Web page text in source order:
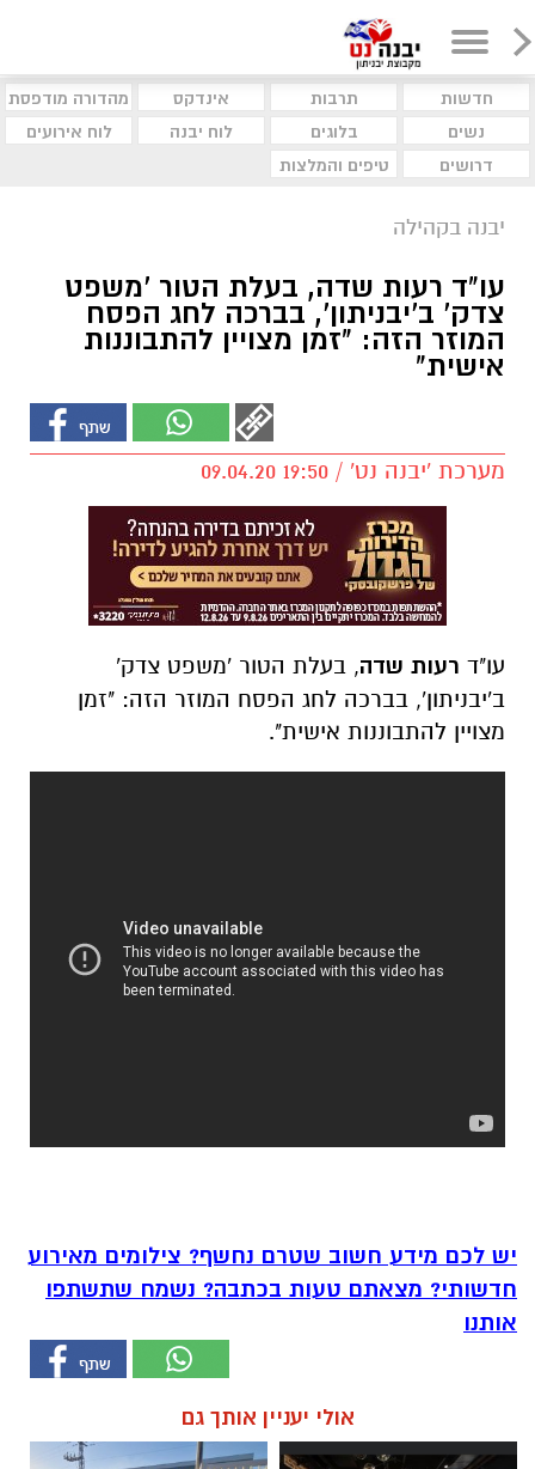
חדשות תרבות אינדקס
מהדורה מודפסת
נשים
בלוגים לוח יבנה
לוח אירועים
דרושים
טיפים והמלצות
יבנה בקהילה
עו"ד רעות שדה, בעלת הטור 'משפט
צדק' ב'יבניתון', בברכה לחג הפסח
המוזר הזה: "זמן מצויין להתבוננות
אישית"
מערכת 'יבנה נט' / 19:50 09.04.20
עו"ד רעות שדה, בעלת הטור 'משפט צדק'
ב'יבניתון', בברכה לחג הפסח המוזר הזה: "זמן
מצויין להתבוננות אישית".
יש לכם מידע חשוב שטרם נחשף? צילומים מאירוע
חדשותי? מצאתם טעות בכתבה? נשמח שתשתפו
אותנו
אולי יעניין אותך גם